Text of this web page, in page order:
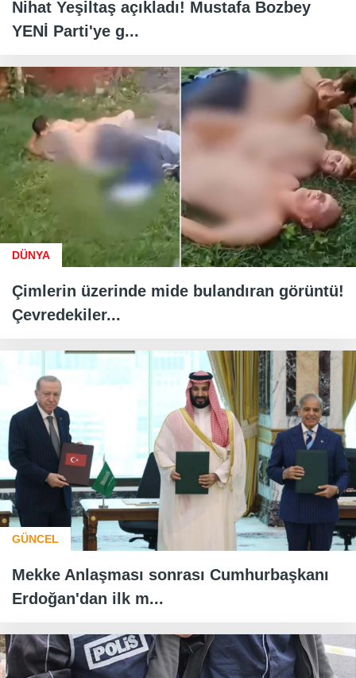
Nihat Yeşiltaş açıkladı! Mustafa Bozbey
YENİ Parti'ye g...
DÜNYA
Çimlerin üzerinde mide bulandıran görüntü!
Çevredekiler...
GÜNCEL
Mekke Anlaşması sonrası Cumhurbaşkanı
Erdoğan'dan ilk m...